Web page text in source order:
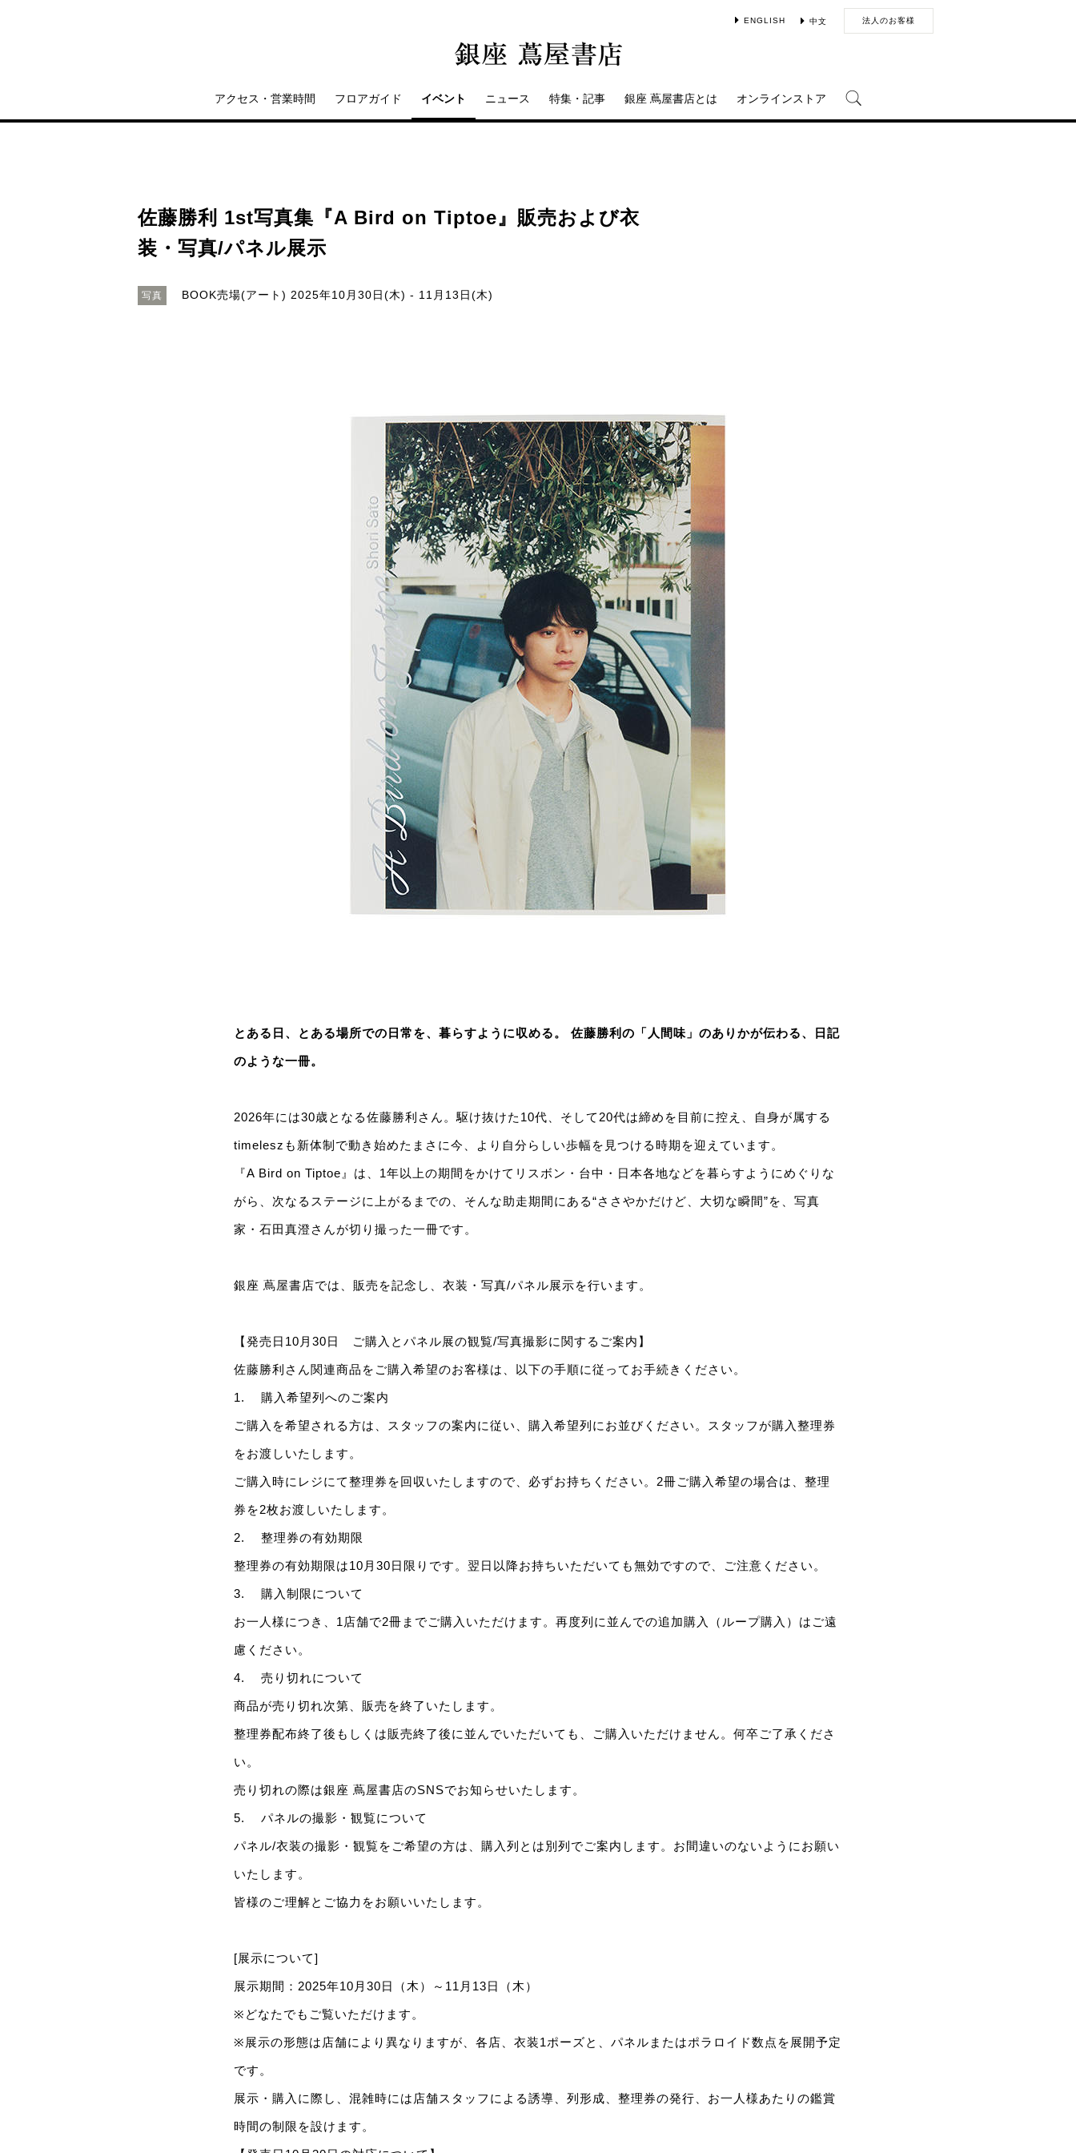
ENGLISH 中文 法人のお客様
アクセス・営業時間 フロアガイド イベント ニュース 特集・記事 銀座 蔦屋書店とは オンラインストア
佐藤勝利 1st写真集『A Bird on Tiptoe』販売および衣
装・写真/パネル展示
写真 BOOK売場(アート) 2025年10月30日(木) - 11月13日(木)
とある日、とある場所での日常を、暮らすように収める。 佐藤勝利の「人間味」のありかが伝わる、日記
のような一冊。
2026年には30歳となる佐藤勝利さん。駆け抜けた10代、そして20代は締めを目前に控え、自身が属する
timeleszも新体制で動き始めたまさに今、より自分らしい歩幅を見つける時期を迎えています。
『A Bird on Tiptoe』は、1年以上の期間をかけてリスボン・台中・日本各地などを暮らすようにめぐりな
がら、次なるステージに上がるまでの、そんな助走期間にある“ささやかだけど、大切な瞬間”を、写真
家・石田真澄さんが切り撮った一冊です。
銀座 蔦屋書店では、販売を記念し、衣装・写真/パネル展示を行います。
【発売日10月30日 ご購入とパネル展の観覧/写真撮影に関するご案内】
佐藤勝利さん関連商品をご購入希望のお客様は、以下の手順に従ってお手続きください。
1. 購入希望列へのご案内
ご購入を希望される方は、スタッフの案内に従い、購入希望列にお並びください。スタッフが購入整理券
をお渡しいたします。
ご購入時にレジにて整理券を回収いたしますので、必ずお持ちください。2冊ご購入希望の場合は、整理
券を2枚お渡しいたします。
2. 整理券の有効期限
整理券の有効期限は10月30日限りです。翌日以降お持ちいただいても無効ですので、ご注意ください。
3. 購入制限について
お一人様につき、1店舗で2冊までご購入いただけます。再度列に並んでの追加購入（ループ購入）はご遠
慮ください。
4. 売り切れについて
商品が売り切れ次第、販売を終了いたします。
整理券配布終了後もしくは販売終了後に並んでいただいても、ご購入いただけません。何卒ご了承くださ
い。
売り切れの際は銀座 蔦屋書店のSNSでお知らせいたします。
5. パネルの撮影・観覧について
パネル/衣装の撮影・観覧をご希望の方は、購入列とは別列でご案内します。お間違いのないようにお願い
いたします。
皆様のご理解とご協力をお願いいたします。
[展示について]
展示期間：2025年10月30日（木）～11月13日（木）
※どなたでもご覧いただけます。
※展示の形態は店舗により異なりますが、各店、衣装1ポーズと、パネルまたはポラロイド数点を展開予定
です。
展示・購入に際し、混雑時には店舗スタッフによる誘導、列形成、整理券の発行、お一人様あたりの鑑賞
時間の制限を設けます。